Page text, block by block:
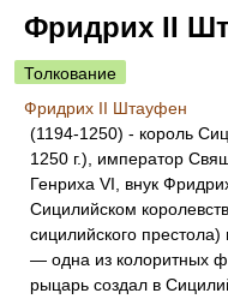
Фридрих II
Толкование
Фридрих II Штауфен
(1194-1250) - король
1250 г.), император
Генриха VI, внук
Сицилийском
сицилийского
— одна из колоритных
рыцарь создал в